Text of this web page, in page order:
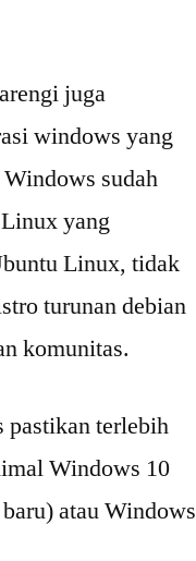
juga
windows yang
sudah
yang
Linux, tidak
turunan debian
komunitas.
terlebih
Windows 10
atau Windows